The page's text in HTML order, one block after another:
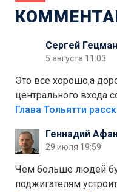
Сергей Гецман
5 августа 11:03
Это все хорошо,а
центрального входа
аттракционам слабо
лежала в парке и
украли.
Геннадий
29 июля 19:59
Чем больше людей
поджигателям